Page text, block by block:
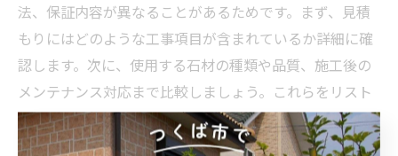
法、保証内容が異なることがあるためです。まず、見積
もりにはどのような工事項目が含まれているか詳細に確
認します。次に、使用する石材の種類や品質、施工後の
メンテナンス対応まで比較しましょう。これらをリスト
アップし、複数業者の見積もりを並べて検討すること
で、納得のいく選択が可能となります。